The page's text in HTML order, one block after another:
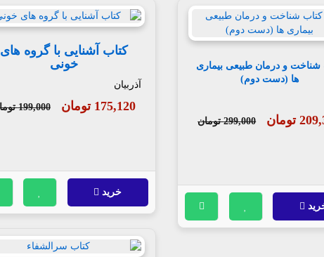
شناخت و درمان طبیعی بیماری
ها (دست دوم)
تومان 299,000 تومان
کتاب آشنایی با گروه های
خونی
آذربیان
175,120 تومان 199,000 تومان
خرید